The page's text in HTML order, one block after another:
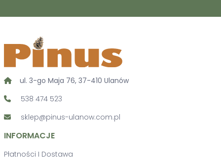
ul. 3-go Maja 76, 37-410 Ulanów
538 474 523
sklep@pinus-ulanow.com.pl
INFORMACJE
Płatności I Dostawa